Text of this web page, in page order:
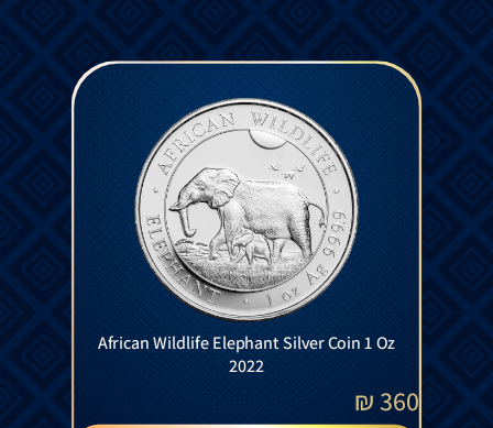
African Wildlife Elephant Silver Coin 1 Oz
2022
360
₪